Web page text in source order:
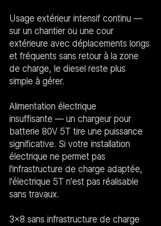
Usage extérieur intensif continu —
sur un chantier ou une cour
extérieure avec déplacements longs
et fréquents sans retour à la zone
de charge, le diesel reste plus
simple à gérer.
Alimentation électrique
insuffisante — un chargeur pour
batterie 80V 5T tire une puissance
significative. Si votre installation
électrique ne permet pas
l'infrastructure de charge adaptée,
l'électrique 5T n'est pas réalisable
sans travaux.
3×8 sans infrastructure de charge